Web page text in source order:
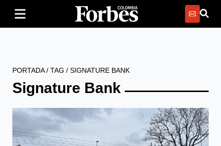
PORTADA/ TAG / SIGNATURE BANK
Signature Bank